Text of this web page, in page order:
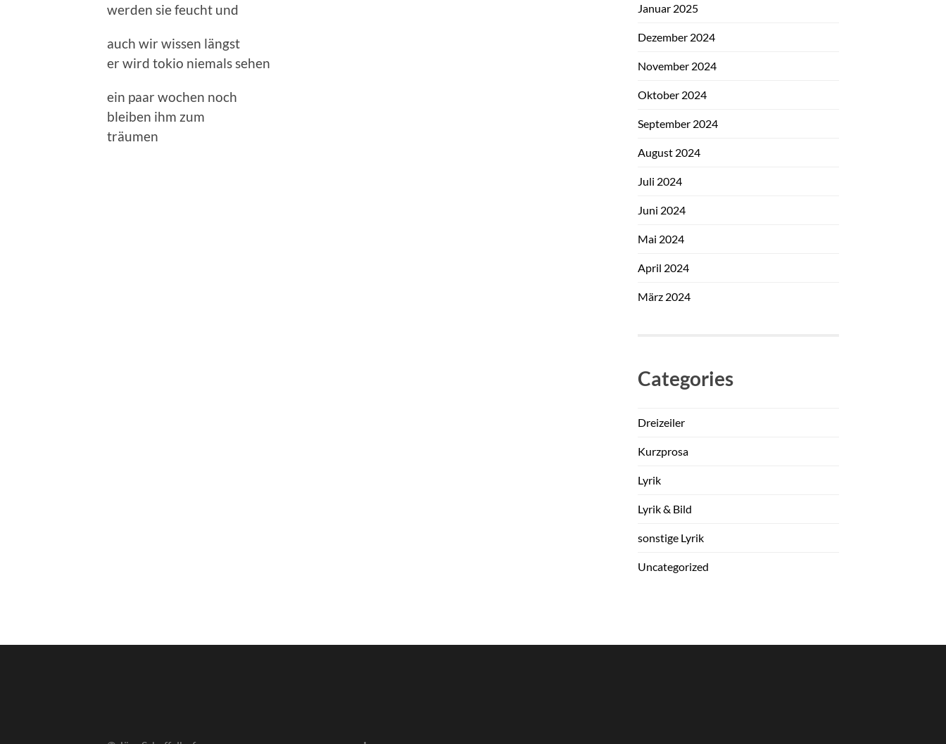
werden sie feucht und
auch wir wissen längst
er wird tokio niemals sehen
ein paar wochen noch
bleiben ihm zum
träumen
Januar 2025
Dezember 2024
November 2024
Oktober 2024
September 2024
August 2024
Juli 2024
Juni 2024
Mai 2024
April 2024
März 2024
Categories
Dreizeiler
Kurzprosa
Lyrik
Lyrik & Bild
sonstige Lyrik
Uncategorized